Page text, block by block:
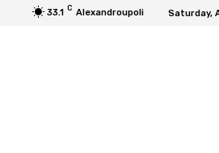
33.1 C Alexandroupoli Saturday,